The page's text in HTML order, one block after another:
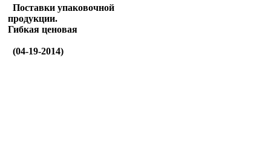
Поставки упаковочной
продукции.
Гибкая ценовая
(04-19-2014)